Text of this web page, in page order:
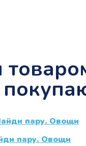
пару. Овощи